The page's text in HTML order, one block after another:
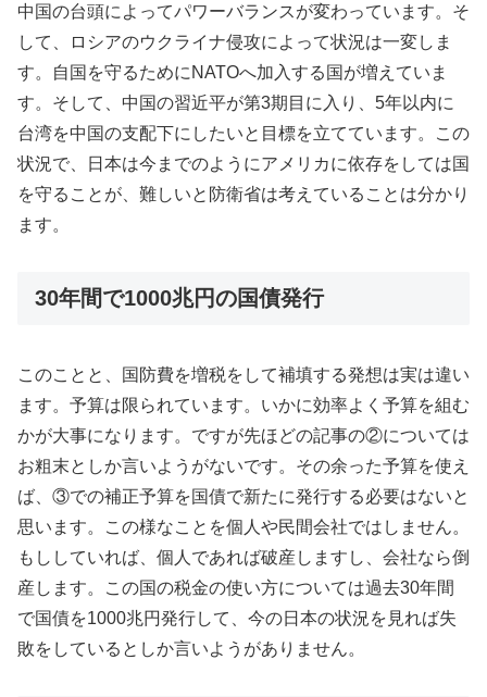
中国の台頭によってパワーバランスが変わっています。そ
して、ロシアのウクライナ侵攻によって状況は一変しま
す。自国を守るためにNATOへ加入する国が増えていま
す。そして、中国の習近平が第3期目に入り、5年以内に
台湾を中国の支配下にしたいと目標を立てています。この
状況で、日本は今までのようにアメリカに依存をしては国
を守ることが、難しいと防衛省は考えていることは分かり
ます。
30年間で1000兆円の国債発行
このことと、国防費を増税をして補填する発想は実は違い
ます。予算は限られています。いかに効率よく予算を組む
かが大事になります。ですが先ほどの記事の②については
お粗末としか言いようがないです。その余った予算を使え
ば、③での補正予算を国債で新たに発行する必要はないと
思います。この様なことを個人や民間会社ではしません。
もししていれば、個人であれば破産しますし、会社なら倒
産します。この国の税金の使い方については過去30年間
で国債を1000兆円発行して、今の日本の状況を見れば失
敗をしているとしか言いようがありません。